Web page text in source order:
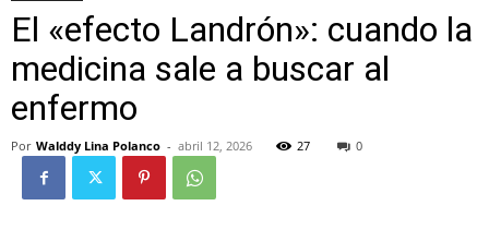
El «efecto Landrón»: cuando la
medicina sale a buscar al
enfermo
Por Walddy Lina Polanco - abril 12, 2026 27 0